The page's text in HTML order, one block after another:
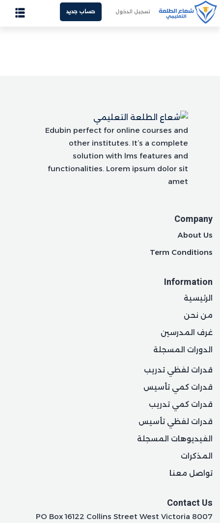
الفيديوهات المسجلة
المذكرات
تواصل معنا
تسجيل الدخول حساب جديد
Edubin perfect for online courses and
other institutes. It’s a complete
solution with lms features and
functionalities. Lorem ipsum dolor sit
amet
Company
About Us
Term Conditions
Information
الرئيسية
من نحن
غرف المدرسين
الدورات المسجلة
قدرات لفظي تدريب
قدرات كمي تأسيس
قدرات كمي تدريب
قدرات لفظي تأسيس
الفيديوهات المسجلة
المذكرات
تواصل معنا
Contact Us
PO Box 16122 Collins Street West Victoria 8007
Sign up
تذكرني هل فقدت كلمة المرور الخاصة بك؟